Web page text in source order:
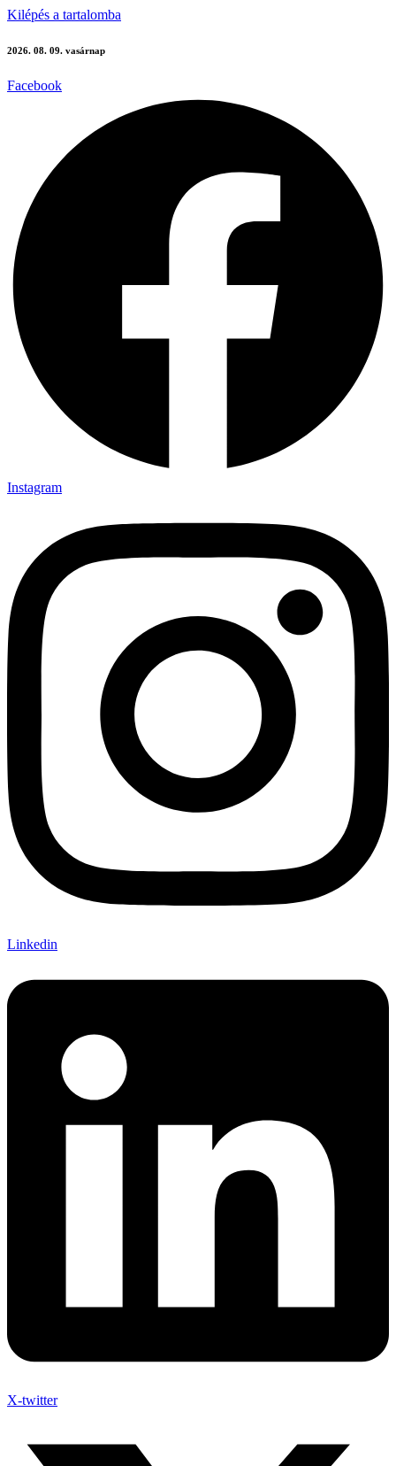
Kilépés a tartalomba
2026. 08. 09. vasárnap
Facebook
Instagram
Linkedin
X-twitter